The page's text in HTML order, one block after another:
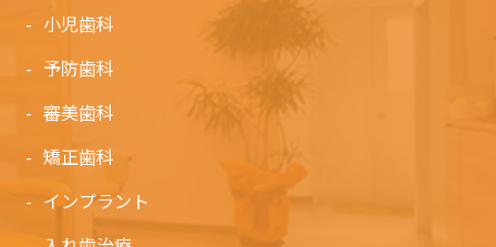
小児歯科
予防歯科
審美歯科
矯正歯科
インプラント